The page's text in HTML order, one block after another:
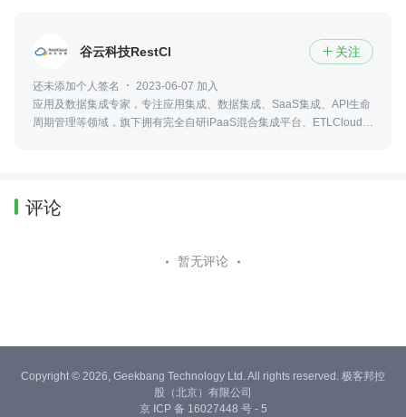
谷云科技RestCloud  关注
还未添加个人签名
2023-06-07 加入
应用及数据集成专家，专注应用集成、数据集成、SaaS集成、API生命
周期管理等领域，旗下拥有完全自研iPaaS混合集成平台、ETLCloud全
评论
暂无评论
Copyright © 2026, Geekbang Technology Ltd. All rights reserved. 极客邦控
股（北京）有限公司
京 ICP 备 16027448 号 - 5